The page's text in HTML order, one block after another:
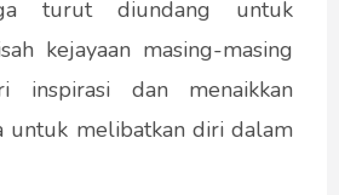
turut diundang untuk
kejayaan masing-masing
inspirasi dan menaikkan
untuk melibatkan diri dalam